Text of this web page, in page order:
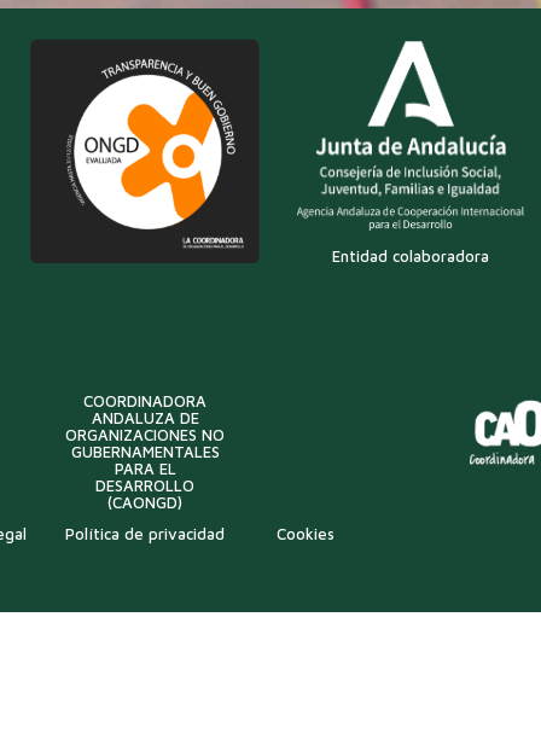
Entidad colaboradora
COORDINADORA
ANDALUZA DE
ORGANIZACIONES NO
GUBERNAMENTALES
PARA EL
DESARROLLO
(CAONGD)
Política de privacidad Cookies